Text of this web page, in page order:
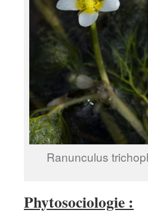
Ranunculus
Phytosociologie :